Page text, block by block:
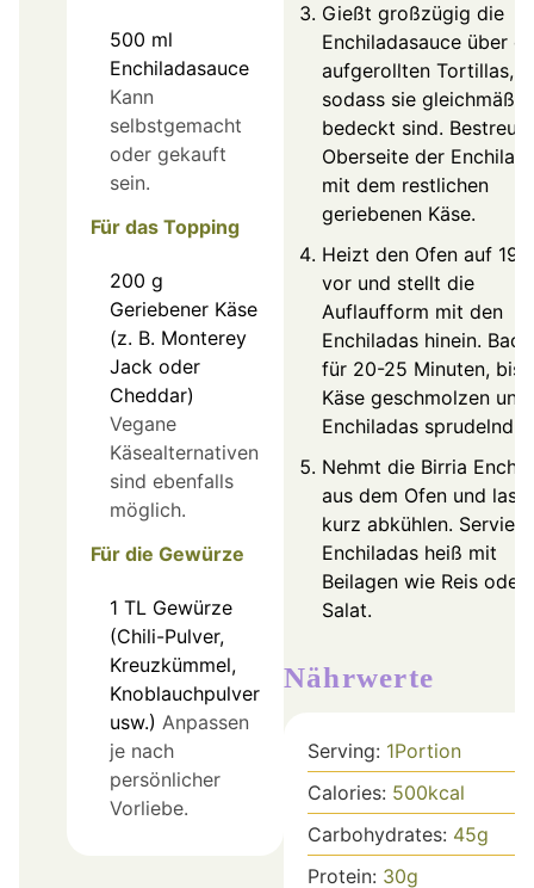
500 ml
Enchiladasauce
Kann
selbstgemacht
oder gekauft
sein.
Für das Topping
200 g
Geriebener Käse
(z. B. Monterey
Jack oder
Cheddar)
Vegane
Käsealternativen
sind ebenfalls
möglich.
Für die Gewürze
1 TL Gewürze
(Chili-Pulver,
Kreuzkümmel,
Knoblauchpulver
usw.) Anpassen
je nach
persönlicher
Vorliebe.
Gießt großzügig die
Enchiladasauce über
aufgerollten Tortillas,
sodass sie gleichmäßig
bedeckt sind. Bestreut
Oberseite der
mit dem restlichen
geriebenen Käse.
Heizt den Ofen auf
vor und stellt die
Auflaufform mit den
Enchiladas hinein.
für 20-25 Minuten, bis
Käse geschmolzen
Enchiladas sprudelnd
Nehmt die Birria
aus dem Ofen und
kurz abkühlen.
Enchiladas heiß mit
Beilagen wie Reis oder
Salat.
Nährwerte
Serving: 1Portion
Calories: 500kcal
Carbohydrates: 45g
Protein: 30g